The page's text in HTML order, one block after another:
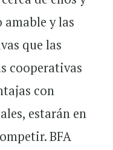
y las
que las
cooperativas
con
estarán en
BFA